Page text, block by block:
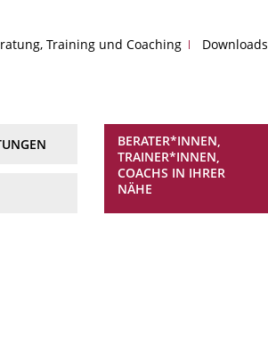
Training und Coaching Downloads
BERATER*INNEN,
TRAINER*INNEN,
COACHS IN IHRER
NÄHE